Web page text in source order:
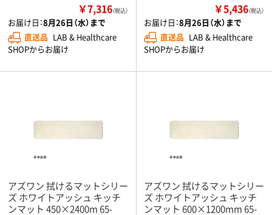
￥7,316（税込）
お届け日：8月26日（水）まで
直送品 LAB & Healthcare
SHOPからお届け
￥5,436（税込）
お届け日：8月26日（水）まで
直送品 LAB & Healthcare
SHOPからお届け
アズワン 拭けるマットシリー
ズ ホワイトアッシュ キッチ
ンマット 450×2400m 65-
アズワン 拭けるマットシリー
ズ ホワイトアッシュ キッチ
ンマット 600×1200mm 65-